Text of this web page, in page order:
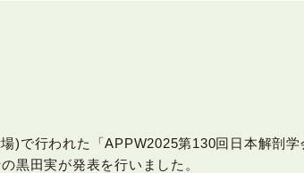
)で行われた「APPW2025第130回日本解剖
黒田実が発表を行いました。